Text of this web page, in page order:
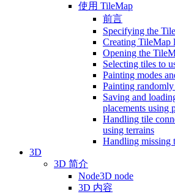
使用 TileMap
前言
Specifying the
Creating TileMap
Opening the
Selecting tiles to
Painting modes
Painting
Saving and
placements using
Handling tile
using terrains
Handling missing
3D
3D 简介
Node3D node
3D 内容